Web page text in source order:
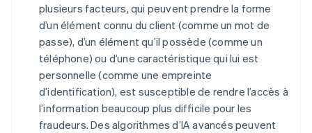
plusieurs facteurs, qui peuvent prendre la forme
d’un élément connu du client (comme un mot de
passe), d’un élément qu’il possède (comme un
téléphone) ou d’une caractéristique qui lui est
personnelle (comme une empreinte
d’identification), est susceptible de rendre l’accès à
l’information beaucoup plus difficile pour les
fraudeurs. Des algorithmes d’IA avancés peuvent